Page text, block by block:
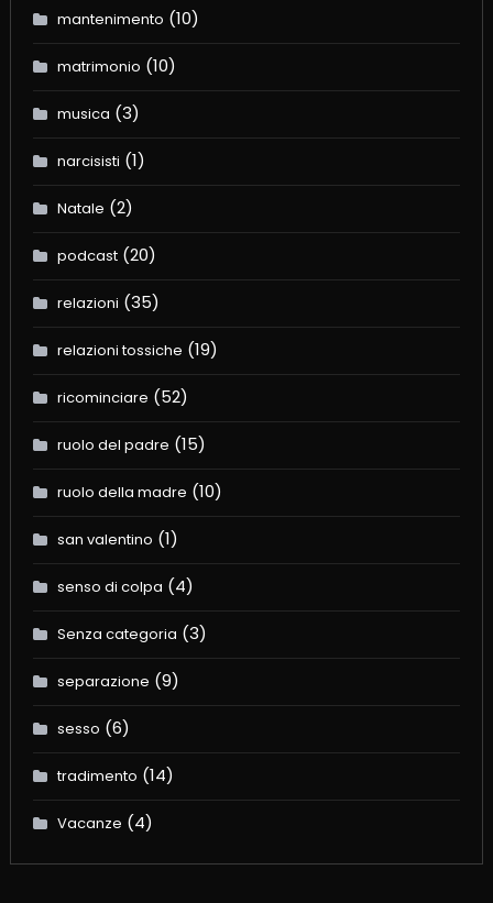
mantenimento (10)
matrimonio (10)
musica (3)
narcisisti (1)
Natale (2)
podcast(20)
relazioni (35)
relazioni tossiche (19)
ricominciare (52)
ruolo del padre (15)
ruolo della madre (10)
san valentino (1)
senso di colpa (4)
Senza categoria (3)
separazione (9)
sesso (6)
tradimento (14)
Vacanze (4)